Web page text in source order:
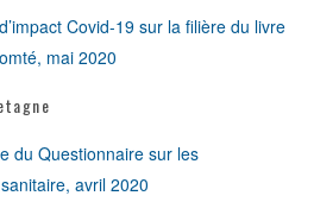
Covid-19 sur la filière du livre
mai 2020
du Questionnaire sur les
avril 2020